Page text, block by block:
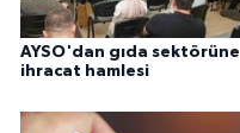
AYSO'dan gıda sektörüne
ihracat hamlesi